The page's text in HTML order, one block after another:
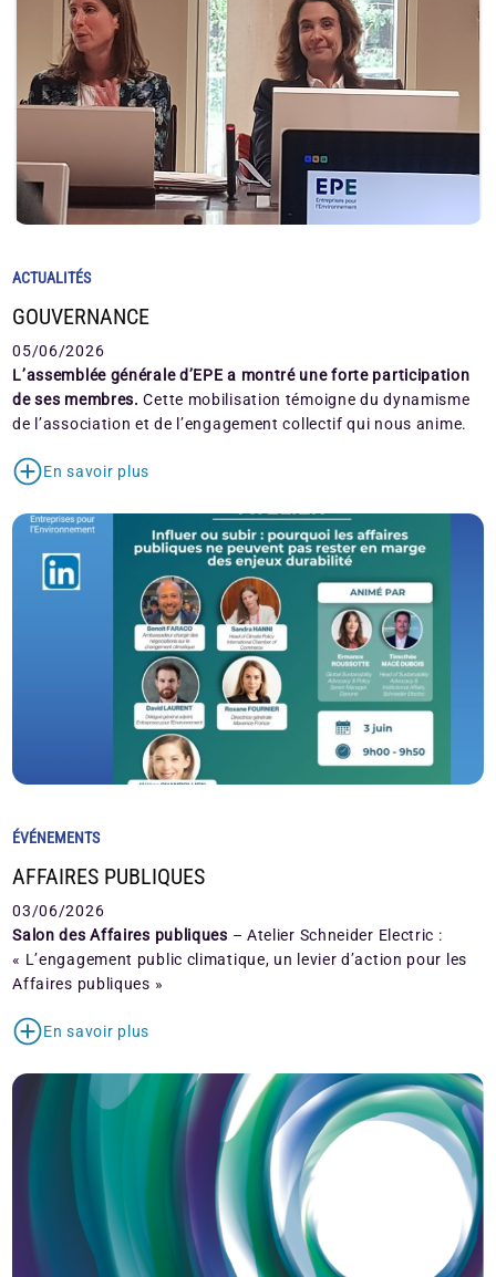
ACTUALITÉS
GOUVERNANCE
05/06/2026
L’assemblée générale d’EPE a montré une forte participation
de ses membres.Cette mobilisation témoigne du dynamisme
de l’association et de l’engagement collectif qui nous anime.
En savoir plus
ÉVÉNEMENTS
AFFAIRES PUBLIQUES
03/06/2026
Salon des Affaires publiques – Atelier Schneider Electric :
« L’engagement public climatique, un levier d’action pour les
Affaires publiques »
En savoir plus